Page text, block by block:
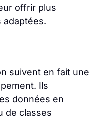
offrir plus
adaptées.
suivent en fait une
Ils
données en
de classes